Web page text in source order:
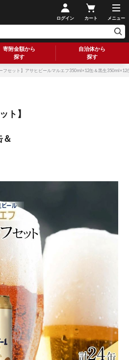
ログイン カート メニュー
寄附金額から
探す
自治体から
探す
フセット】アサヒビールマルエフ350ml×12缶＆黒生350ml×12
ト】
＆